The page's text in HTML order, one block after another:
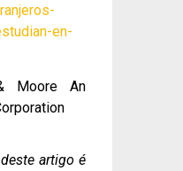
en-
Moore An
artigo é